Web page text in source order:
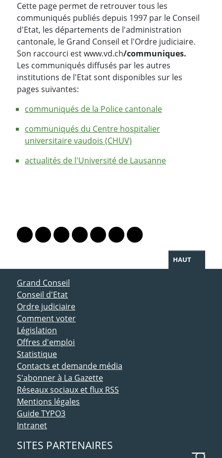
Cette page permet de retrouver tous les
communiqués publiés depuis 1997 par le Conseil
d'Etat, les départements de l'administration
cantonale, le Grand Conseil et l'Ordre judiciaire.
Son raccourci est www.vd.ch/communiques.
Les communiqués diffusés par les autres
institutions de l'Etat sont disponibles sur les
pages suivantes:
communiqués de la Police cantonale
communiqués du Centre hospitalier
universitaire vaudois (CHUV)
actualités de l'Université de Lausanne
Lien vers le profil Mastodon
Lien vers le profil Bluesky
Lien vers le profil Instagram
Lien vers le profil Linkedin
Lien vers le profil Facebook
Lien vers le profil Twitter
Partager par WhatsApp
HAUT
ACCÈS DIRECT
Grand Conseil
Conseil d'Etat
Ordre judiciaire
Comment voter
Législation
Offres d'emploi
Statistique
Contacts et demande média
S'abonner à La Gazette
Réseaux sociaux et flux RSS
Mentions légales
Guide TYPO3
Intranet
SITES PARTENAIRES